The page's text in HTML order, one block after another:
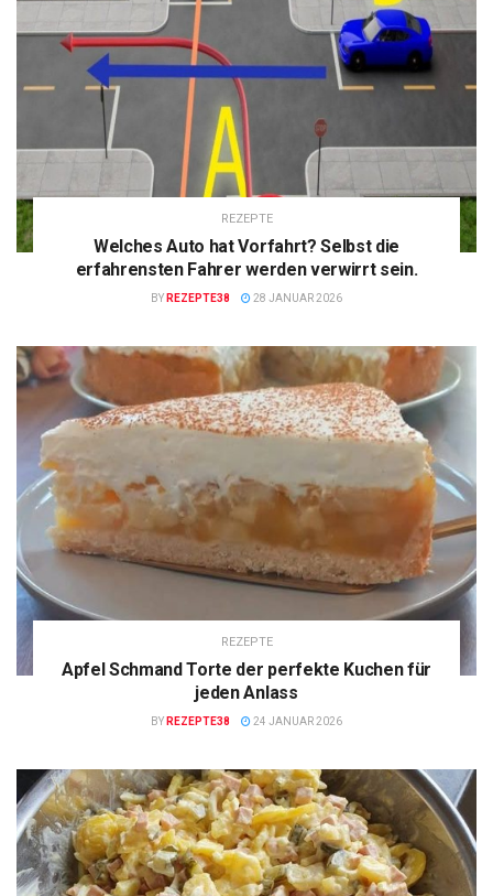
REZEPTE
Welches Auto hat Vorfahrt? Selbst die
erfahrensten Fahrer werden verwirrt sein.
BY REZEPTE38 28 JANUAR 2026
REZEPTE
Apfel Schmand Torte der perfekte Kuchen für
jeden Anlass
BY REZEPTE38 24 JANUAR 2026